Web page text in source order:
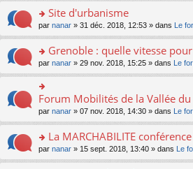
ré
c
e
nt
le
pl
u
ré
c
e
nt
n
n
le
pl
u
s
ré
c
e
nt
a
g
e
n
n
le
pl
u
s
c
e
nt
le
m
e
a
g
e
n
o
lu
pl
u
s
ult
er
le
m
e
s
g
e
n
o
lu
o
n
ult
er
le
m
e
s
g
e
n
Site d'urbanisme
par nanar » 31 déc. 2018, 12:53 » dans Le
o
n
s
ult
er
le
m
e
s
Grenoble : quelle vitesse
par nanar » 29 nov. 2018, 15:25 » dans Le
o
n
er
le
m
Forum Mobilités de la Vallée
par nanar » 07 nov. 2018, 14:30 » dans Le
o
n
La MARCHABILITE
par nanar » 15 sept. 2018, 13:40 » dans Le